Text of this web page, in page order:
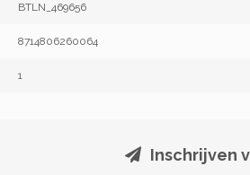
BTLN_469656
8714806260064
1
Inschrijven